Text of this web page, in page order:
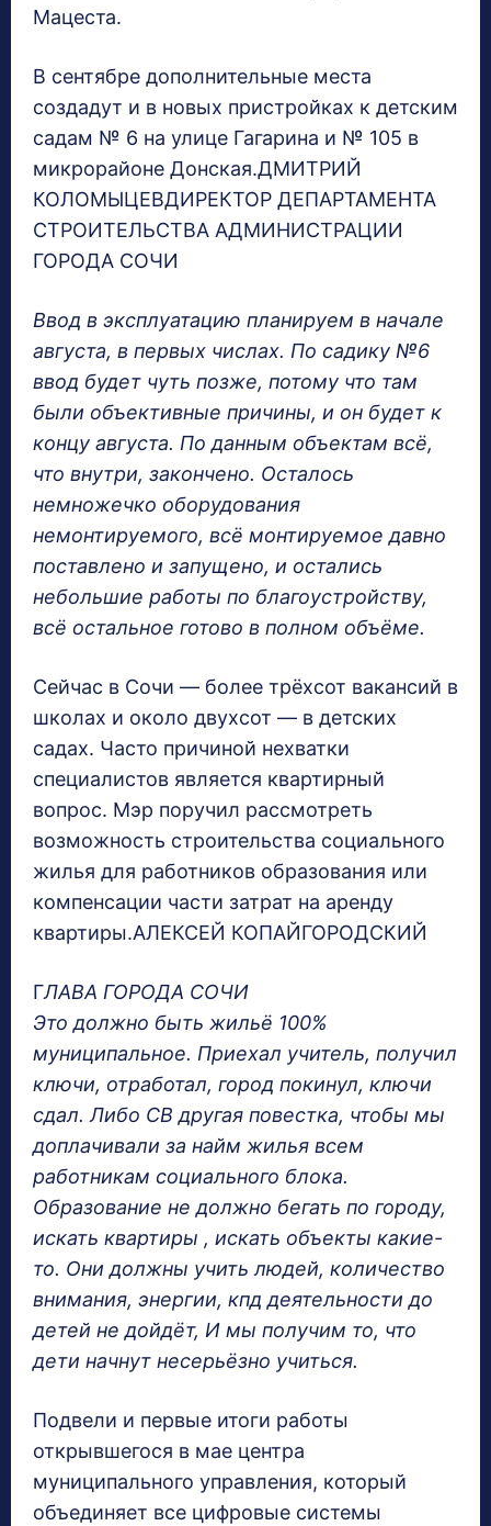
Мацеста.
В сентябре дополнительные места
создадут и в новых пристройках к детским
садам № 6 на улице Гагарина и № 105 в
микрорайоне Донская.ДМИТРИЙ
КОЛОМЫЦЕВДИРЕКТОР ДЕПАРТАМЕНТА
СТРОИТЕЛЬСТВА АДМИНИСТРАЦИИ
ГОРОДА СОЧИ
Ввод в эксплуатацию планируем в начале
августа, в первых числах. По садику №6
ввод будет чуть позже, потому что там
были объективные причины, и он будет к
концу августа. По данным объектам всё,
что внутри, закончено. Осталось
немножечко оборудования
немонтируемого, всё монтируемое давно
поставлено и запущено, и остались
небольшие работы по благоустройству,
всё остальное готово в полном объёме.
Сейчас в Сочи — более трёхсот вакансий в
школах и около двухсот — в детских
садах. Часто причиной нехватки
специалистов является квартирный
вопрос. Мэр поручил рассмотреть
возможность строительства социального
жилья для работников образования или
компенсации части затрат на аренду
квартиры.АЛЕКСЕЙ КОПАЙГОРОДСКИЙ
ГЛАВА ГОРОДА СОЧИ
Это должно быть жильё 100%
муниципальное. Приехал учитель, получил
ключи, отработал, город покинул, ключи
сдал. Либо СВ другая повестка, чтобы мы
доплачивали за найм жилья всем
работникам социального блока.
Образование не должно бегать по городу,
искать квартиры , искать объекты какие-
то. Они должны учить людей, количество
внимания, энергии, кпд деятельности до
детей не дойдёт, И мы получим то, что
дети начнут несерьёзно учиться.
Подвели и первые итоги работы
открывшегося в мае центра
муниципального управления, который
объединяет все цифровые системы